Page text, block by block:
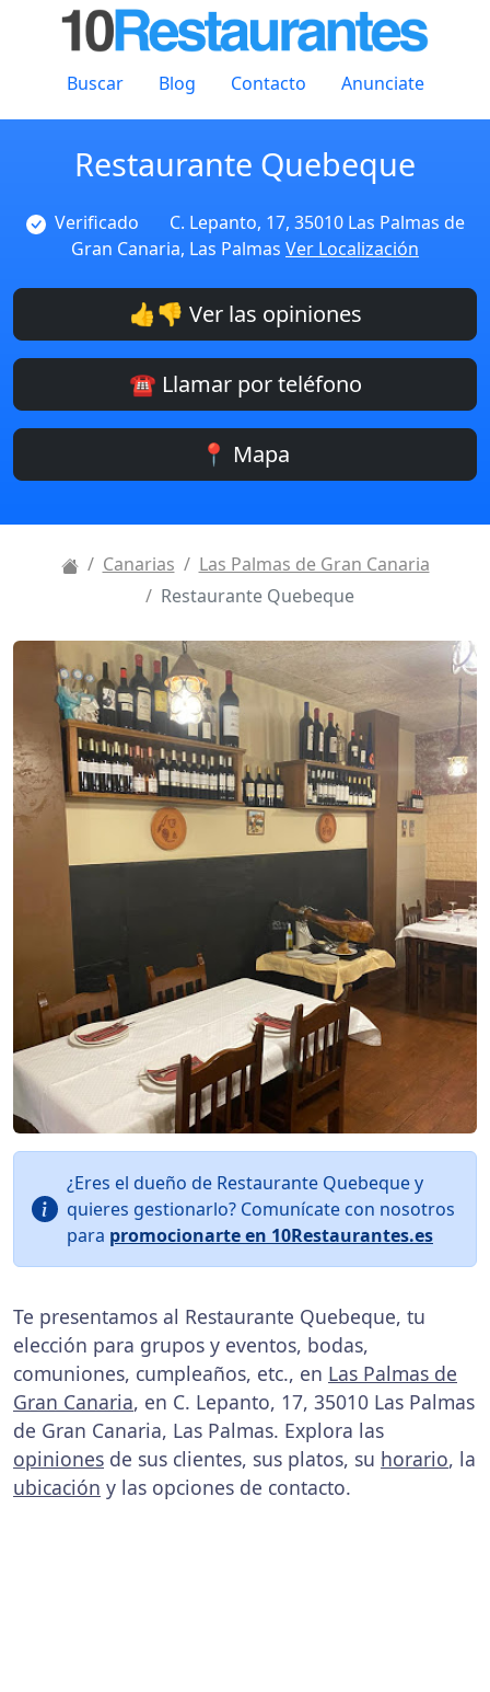
Buscar Blog Contacto Anunciate
Restaurante Quebeque
Verificado
C. Lepanto, 17, 35010 Las Palmas de
Gran Canaria, Las Palmas Ver Localización
👍👎 Ver las opiniones
☎️ Llamar por teléfono
📍 Mapa
Canarias
Las Palmas de Gran Canaria
Restaurante Quebeque
¿Eres el dueño de Restaurante Quebeque y
quieres gestionarlo? Comunícate con nosotros
para promocionarte en 10Restaurantes.es
Te presentamos al Restaurante Quebeque, tu
elección para grupos y eventos, bodas,
comuniones, cumpleaños, etc., en Las Palmas de
Gran Canaria, en C. Lepanto, 17, 35010 Las Palmas
de Gran Canaria, Las Palmas. Explora las
opiniones de sus clientes, sus platos, su horario, la
ubicación y las opciones de contacto.